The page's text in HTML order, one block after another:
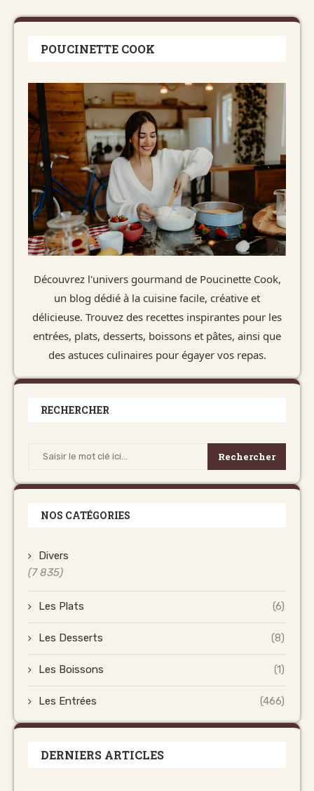
POUCINETTE COOK
Découvrez l'univers gourmand de Poucinette Cook,
un blog dédié à la cuisine facile, créative et
délicieuse. Trouvez des recettes inspirantes pour les
entrées, plats, desserts, boissons et pâtes, ainsi que
des astuces culinaires pour égayer vos repas.
RECHERCHER
Rechercher
NOS CATÉGORIES
Divers
(7 835)
Les Plats (6)
Les Desserts (8)
Les Boissons (1)
Les Entrées (466)
DERNIERS ARTICLES